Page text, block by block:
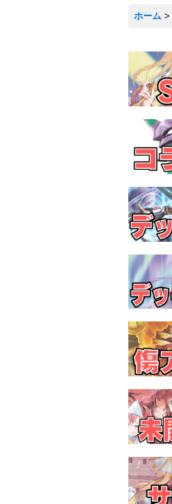
ホーム >